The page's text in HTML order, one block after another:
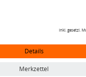
inkl. gesetzl.
Details
Merkzettel